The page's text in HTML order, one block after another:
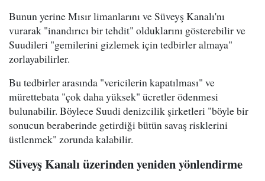
Bunun yerine Mısır limanlarını ve Süveyş Kanalı'nı
vurarak "inandırıcı bir tehdit" olduklarını gösterebilir ve
Suudileri "gemilerini gizlemek için tedbirler almaya"
zorlayabilirler.
Bu tedbirler arasında "vericilerin kapatılması" ve
mürettebata "çok daha yüksek" ücretler ödenmesi
bulunabilir. Böylece Suudi denizcilik şirketleri "böyle bir
sonucun beraberinde getirdiği bütün savaş risklerini
üstlenmek" zorunda kalabilir.
Süveyş Kanalı üzerinden yeniden yönlendirme